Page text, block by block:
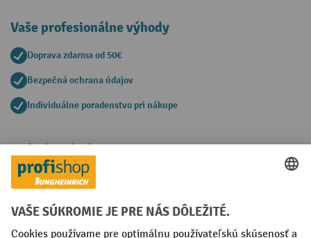
Vaše profesionálne výhody
Doprava zdarma od 50€
Bezpečná ochrana údajov
Individuálne poradenstvo pri nákupe
Spôsoby platby
Creditcard (Master)Creditcard (Visa)
Faktúra Predplatba